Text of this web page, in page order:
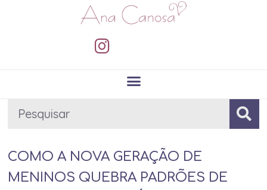
COMO A NOVA GERAÇÃO DE
MENINOS QUEBRA PADRÕES DE